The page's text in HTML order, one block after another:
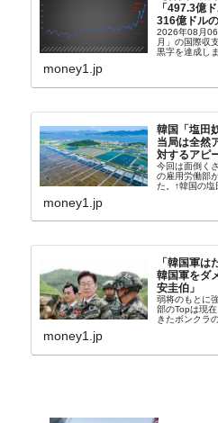
「497.3億
316億ドル
2026年08月
月」の国際収
黒字を達成し
の傾向ペンで
の経常収支で
money1.jp
韓国「塩田
当局は全然
対するアピ
今回は面倒く
の雇用労働部
た。↑韓国の塩
たといわれま
money1.jp
「韓国軍
韓国軍をダ
安圭伯」
弱将のもとに
部のTopは現
きたボンクラ
さんと「韓国
money1.jp